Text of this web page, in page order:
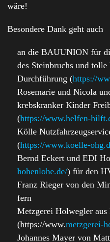
wäre!
Besondere Dank geht auch
an die BAUUNION für
des Steinbruchs und
Durchführung (https://
Rosemarie und Nicola
krebskranker Kinder
(https://www.helfen-
Kölle
(https://www.koelle-
Bernd Eckert und EDI
hohenlohe.de/) für den
Franz Rieger von den
fern
Metzgerei Holwegler aus
(https://www.metzgerei-
Johannes Mayer von